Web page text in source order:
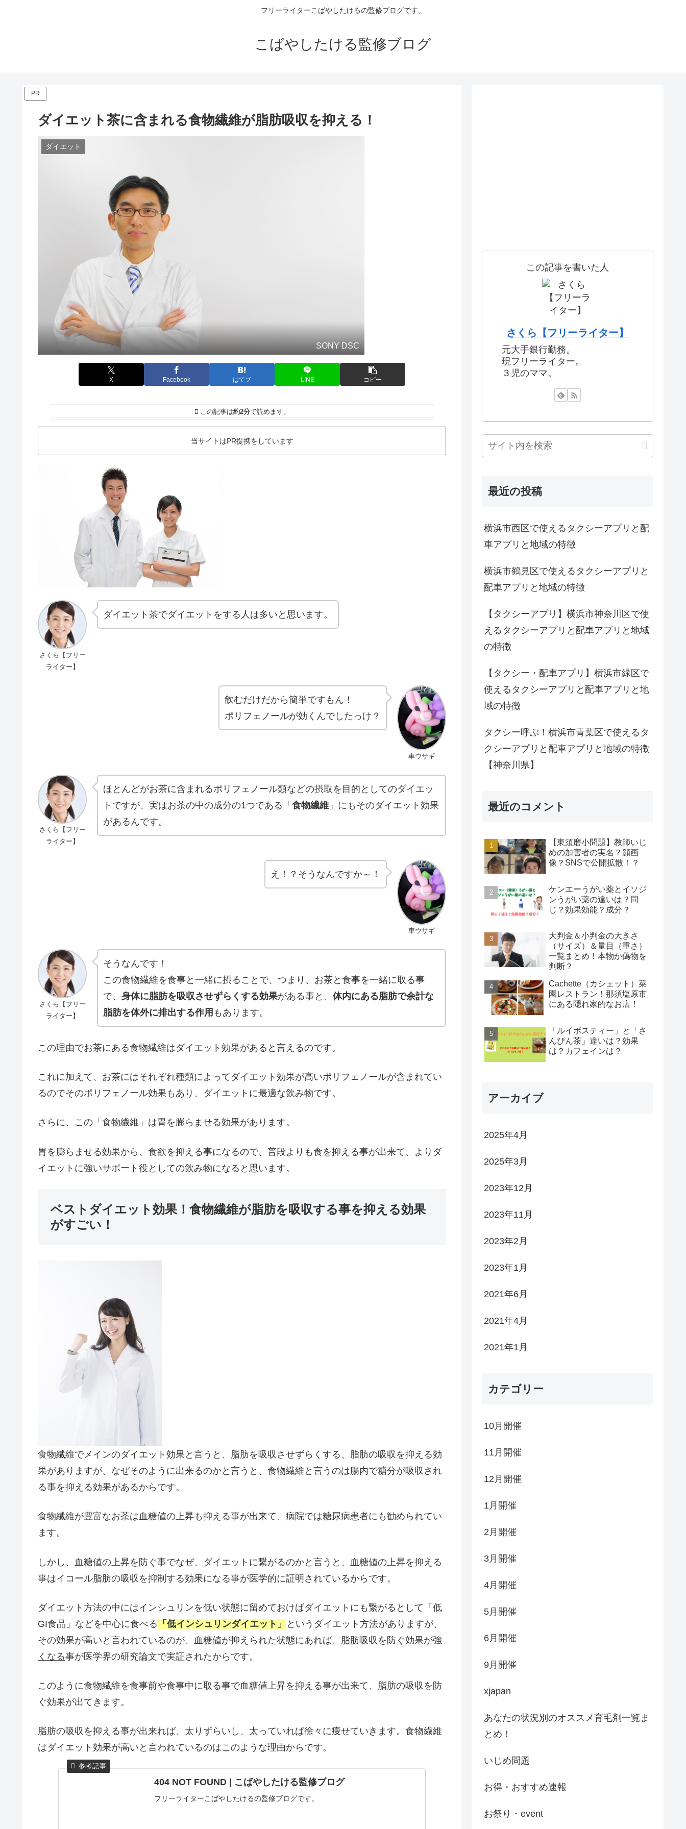
フリーライターこばやしたけるの監修ブログです。
こばやしたける監修ブログ
PR
ダイエット茶に含まれる食物繊維が脂肪吸収を抑える！
ダイエット
SONY DSC
X Facebook はてブ LINE コピー
この記事は約2分で読めます。
当サイトはPR提携をしています
さくら【フリー
ライター】
ダイエット茶でダイエットをする人は多いと思います。
車ウサギ
飲むだけだから簡単ですもん！
ポリフェノールが効くんでしたっけ？
さくら【フリー
ライター】
ほとんどがお茶に含まれるポリフェノール類などの摂取を目的としてのダイエッ
トですが、実はお茶の中の成分の1つである「 食物繊維 」にもそのダイエット効果
があるんです。
車ウサギ
え！？そうなんですか～！
さくら【フリー
ライター】
そうなんです！
この食物繊維を食事と一緒に摂ることで、つまり、お茶と食事を一緒に取る事
で、 身体に脂肪を吸収させずらくする効果がある事と、 体内にある脂肪で余計な
脂肪を体外に排出する作用 もあります。
この理由でお茶にある食物繊維はダイエット効果があると言えるのです。
これに加えて、お茶にはそれぞれ種類によってダイエット効果が高いポリフェノールが含まれてい
るのでそのポリフェノール効果もあり、ダイエットに最適な飲み物です。
さらに、この「食物繊維」は胃を膨らませる効果があります。
胃を膨らませる効果から、食欲を抑える事になるので、普段よりも食を抑える事が出来て、よりダ
イエットに強いサポート役としての飲み物になると思います。
ベストダイエット効果！食物繊維が脂肪を吸収する事を抑える効果
がすごい！
食物繊維でメインのダイエット効果と言うと、脂肪を吸収させずらくする、脂肪の吸収を抑える効
果がありますが、なぜそのように出来るのかと言うと、食物繊維と言うのは腸内で糖分が吸収され
る事を抑える効果があるからです。
食物繊維が豊富なお茶は血糖値の上昇も抑える事が出来て、病院では糖尿病患者にも勧められてい
ます。
しかし、血糖値の上昇を防ぐ事でなぜ、ダイエットに繋がるのかと言うと、血糖値の上昇を抑える
事はイコール脂肪の吸収を抑制する効果になる事が医学的に証明されているからです。
ダイエット方法の中にはインシュリンを低い状態に留めておけばダイエットにも繋がるとして「低
GI食品」などを中心に食べる 「低インシュリンダイエット」
というダイエット方法がありますが、
その効果が高いと言われているのが、 血糖値が抑えられた状態にあれば、脂肪吸収を防ぐ効果が強
くなる事が医学界の研究論文で実証されたからです。
このように食物繊維を食事前や食事中に取る事で血糖値上昇を抑える事が出来て、脂肪の吸収を防
ぐ効果が出てきます。
脂肪の吸収を抑える事が出来れば、太りずらいし、太っていれば徐々に痩せていきます。食物繊維
はダイエット効果が高いと言われているのはこのような理由からです。
404 NOT FOUND | こばやしたける監修ブログ
フリーライターこばやしたけるの監修ブログです。
この記事を書いた人
さくら【フリーライター】
元大手銀行勤務。
現フリーライター。
３児のママ。
最近の投稿
横浜市西区で使えるタクシーアプリと配
車アプリと地域の特徴
横浜市鶴見区で使えるタクシーアプリと
配車アプリと地域の特徴
【タクシーアプリ】横浜市神奈川区で使
えるタクシーアプリと配車アプリと地域
の特徴
【タクシー・配車アプリ】横浜市緑区で
使えるタクシーアプリと配車アプリと地
域の特徴
タクシー呼ぶ！横浜市青葉区で使えるタ
クシーアプリと配車アプリと地域の特徴
【神奈川県】
最近のコメント
【東須磨小問題】教師いじ
めの加害者の実名？顔画
像？SNSで公開拡散！？
ケンエーうがい薬とイソジ
ンうがい薬の違いは？同
じ？効果効能？成分？
大判金＆小判金の大きさ
（サイズ）＆量目（重さ）
一覧まとめ！本物か偽物を
判断？
Cachette（カシェット）菜
園レストラン！那須塩原市
にある隠れ家的なお店！
「ルイボスティー」と「さ
んぴん茶」違いは？効果
は？カフェインは？
アーカイブ
2025年4月
2025年3月
2023年12月
2023年11月
2023年2月
2023年1月
2021年6月
2021年4月
2021年1月
カテゴリー
10月開催
11月開催
12月開催
1月開催
2月開催
3月開催
4月開催
5月開催
6月開催
9月開催
xjapan
あなたの状況別のオススメ育毛剤一覧ま
とめ！
いじめ問題
お得・おすすめ速報
お祭り・event